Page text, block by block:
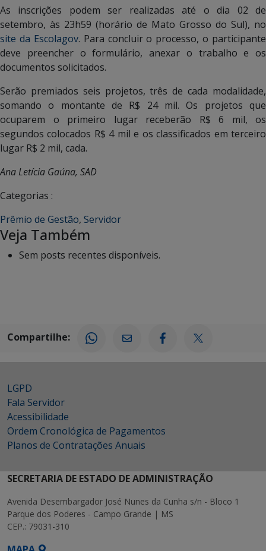
As inscrições podem ser realizadas até o dia 02 de
setembro, às 23h59 (horário de Mato Grosso do Sul), no
site da Escolagov. Para concluir o processo, o participante
deve preencher o formulário, anexar o trabalho e os
documentos solicitados.
Serão premiados seis projetos, três de cada modalidade,
somando o montante de R$ 24 mil. Os projetos que
ocuparem o primeiro lugar receberão R$ 6 mil, os
segundos colocados R$ 4 mil e os classificados em terceiro
lugar R$ 2 mil, cada.
Ana Letícia Gaúna, SAD
Categorias :
Prêmio de Gestão, Servidor
Veja Também
Sem posts recentes disponíveis.
Compartilhe:
LGPD
Fala Servidor
Acessibilidade
Ordem Cronológica de Pagamentos
Planos de Contratações Anuais
SECRETARIA DE ESTADO DE ADMINISTRAÇÃO
Avenida Desembargador José Nunes da Cunha s/n - Bloco 1
Parque dos Poderes - Campo Grande | MS
CEP.: 79031-310